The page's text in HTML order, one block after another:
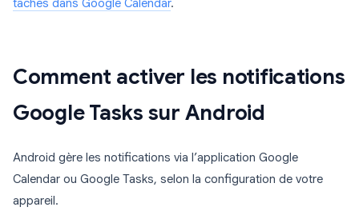
tâches dans Google Calendar.
Comment activer les notifications
Google Tasks sur Android
Android gère les notifications via l’application Google
Calendar ou Google Tasks, selon la configuration de votre
appareil.